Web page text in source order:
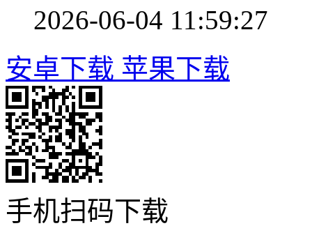
2026-06-04 11:59:27
安卓下载 苹果下载
手机扫码下载